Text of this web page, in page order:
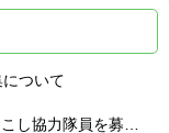
ついて